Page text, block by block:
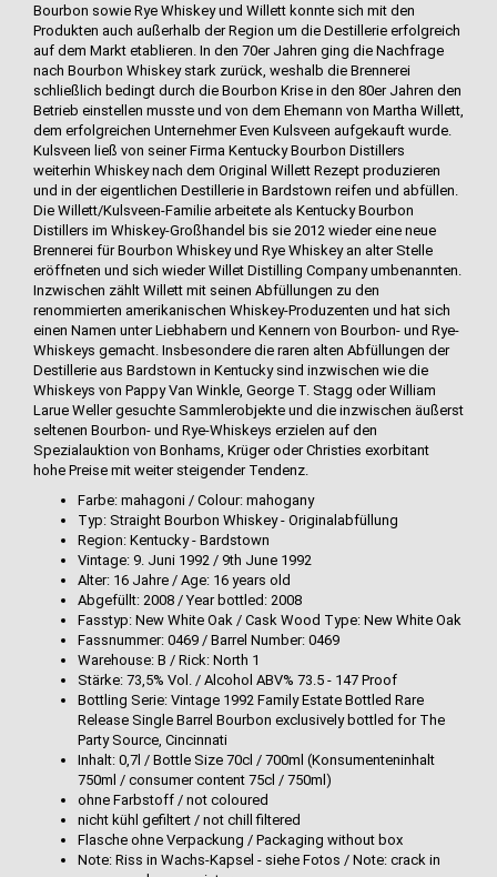
Bourbon sowie Rye Whiskey und Willett konnte sich mit den
Produkten auch außerhalb der Region um die Destillerie erfolgreich
auf dem Markt etablieren. In den 70er Jahren ging die Nachfrage
nach Bourbon Whiskey stark zurück, weshalb die Brennerei
schließlich bedingt durch die Bourbon Krise in den 80er Jahren den
Betrieb einstellen musste und von dem Ehemann von Martha Willett,
dem erfolgreichen Unternehmer Even Kulsveen aufgekauft wurde.
Kulsveen ließ von seiner Firma Kentucky Bourbon Distillers
weiterhin Whiskey nach dem Original Willett Rezept produzieren
und in der eigentlichen Destillerie in Bardstown reifen und abfüllen.
Die Willett/Kulsveen-Familie arbeitete als Kentucky Bourbon
Distillers im Whiskey-Großhandel bis sie 2012 wieder eine neue
Brennerei für Bourbon Whiskey und Rye Whiskey an alter Stelle
eröffneten und sich wieder Willet Distilling Company umbenannten.
Inzwischen zählt Willett mit seinen Abfüllungen zu den
renommierten amerikanischen Whiskey-Produzenten und hat sich
einen Namen unter Liebhabern und Kennern von Bourbon- und Rye-
Whiskeys gemacht. Insbesondere die raren alten Abfüllungen der
Destillerie aus Bardstown in Kentucky sind inzwischen wie die
Whiskeys von Pappy Van Winkle, George T. Stagg oder William
Larue Weller gesuchte Sammlerobjekte und die inzwischen äußerst
seltenen Bourbon- und Rye-Whiskeys erzielen auf den
Spezialauktion von Bonhams, Krüger oder Christies exorbitant
hohe Preise mit weiter steigender Tendenz.
Farbe: mahagoni / Colour: mahogany
Typ: Straight Bourbon Whiskey - Originalabfüllung
Region: Kentucky - Bardstown
Vintage: 9. Juni 1992 / 9th June 1992
Alter: 16 Jahre / Age: 16 years old
Abgefüllt: 2008 / Year bottled: 2008
Fasstyp: New White Oak / Cask Wood Type: New White Oak
Fassnummer: 0469 / Barrel Number: 0469
Warehouse: B / Rick: North 1
Stärke: 73,5% Vol. / Alcohol ABV% 73.5 - 147 Proof
Bottling Serie: Vintage 1992 Family Estate Bottled Rare
Release Single Barrel Bourbon exclusively bottled for The
Party Source, Cincinnati
Inhalt: 0,7l / Bottle Size 70cl / 700ml (Konsumenteninhalt
750ml / consumer content 75cl / 750ml)
ohne Farbstoff / not coloured
nicht kühl gefiltert / not chill filtered
Flasche ohne Verpackung / Packaging without box
Note: Riss in Wachs-Kapsel - siehe Fotos / Note: crack in